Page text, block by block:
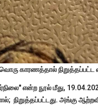
காரணத்தால் நிறுத்தப்பட்ட
என்ற நூல் மீது,
நிறுத்தப்பட்டது. அங்கு